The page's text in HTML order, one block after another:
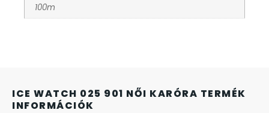
100m
ICE WATCH 025 901 NŐI KARÓRA TERMÉK
INFORMÁCIÓK
MORGAN